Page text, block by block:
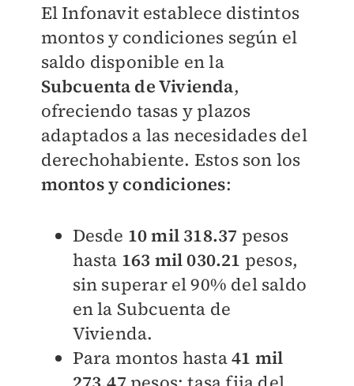
El Infonavit establece distintos
montos y condiciones según el
saldo disponible en la
Subcuenta de Vivienda,
ofreciendo tasas y plazos
adaptados a las necesidades del
derechohabiente. Estos son los
montos y condiciones:
Desde 10 mil 318.37 pesos
hasta 163 mil 030.21 pesos,
sin superar el 90% del saldo
en la Subcuenta de
Vivienda.
Para montos hasta41 mil